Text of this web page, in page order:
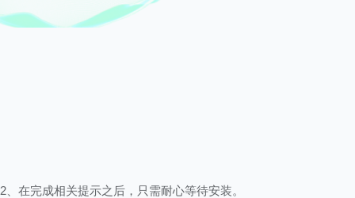
2、在完成相关提示之后，只需耐心等待安装。